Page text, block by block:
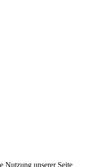
Nutzung unserer Seite